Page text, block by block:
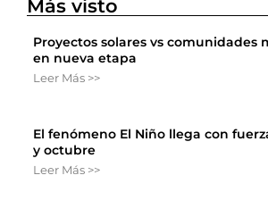
Más visto
Proyectos solares vs comunidades
en nueva etapa
Leer Más >>
El fenómeno El Niño llega con
y octubre
Leer Más >>